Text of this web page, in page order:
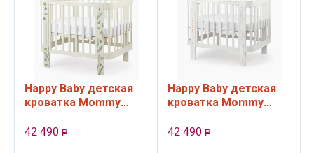
Happy Baby детская
кроватка Mommy
42 490 Р
Happy Baby детская
кроватка Mommy
42 490 Р